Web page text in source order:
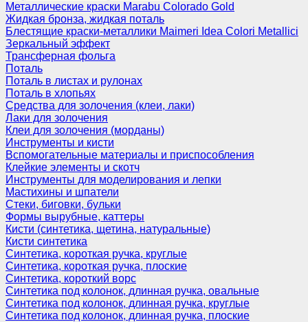
Металлические краски Marabu Colorado Gold
Жидкая бронза, жидкая поталь
Блестящие краски-металлики Maimeri Idea Colori Metallici
Зеркальный эффект
Трансферная фольга
Поталь
Поталь в листах и рулонах
Поталь в хлопьях
Средства для золочения (клеи, лаки)
Лаки для золочения
Клеи для золочения (морданы)
Инструменты и кисти
Вспомогательные материалы и приспособления
Клейкие элементы и скотч
Инструменты для моделирования и лепки
Мастихины и шпатели
Стеки, биговки, бульки
Формы вырубные, каттеры
Кисти (синтетика, щетина, натуральные)
Кисти синтетика
Синтетика, короткая ручка, круглые
Синтетика, короткая ручка, плоские
Синтетика, короткий ворс
Синтетика под колонок, длинная ручка, овальные
Синтетика под колонок, длинная ручка, круглые
Синтетика под колонок, длинная ручка, плоские